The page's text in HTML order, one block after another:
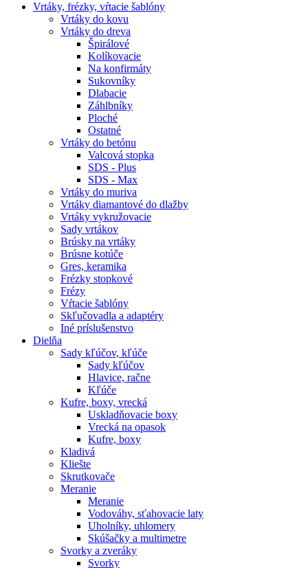
Vrtáky, frézky, vŕtacie šablóny
Vrtáky do kovu
Vrtáky do dreva
Špirálové
Kolíkovacie
Na konfirmáty
Sukovníky
Dlabacie
Záhlbníky
Ploché
Ostatné
Vrtáky do betónu
Valcová stopka
SDS - Plus
SDS - Max
Vrtáky do muriva
Vrtáky diamantové do dlažby
Vrtáky vykružovacie
Sady vrtákov
Brúsky na vrtáky
Brúsne kotúče
Gres, keramika
Frézky stopkové
Frézy
Vŕtacie šablóny
Skľučovadla a adaptéry
Iné príslušenstvo
Dielňa
Sady kľúčov, kľúče
Sady kľúčov
Hlavice, račne
Kľúče
Kufre, boxy, vrecká
Uskladňovacie boxy
Vrecká na opasok
Kufre, boxy
Kladivá
Kliešte
Skrutkovače
Meranie
Meranie
Vodováhy, sťahovacie laty
Uholníky, uhlomery
Skúšačky a multimetre
Svorky a zveráky
Svorky